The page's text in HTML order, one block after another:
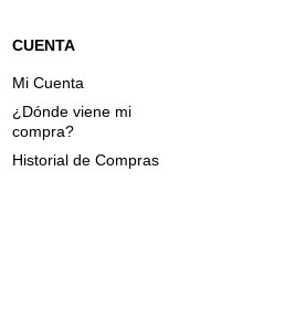
CUENTA
Mi Cuenta
¿Dónde viene mi
compra?
Historial de Compras